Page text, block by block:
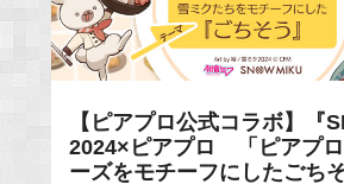
【ピアプロ公式コラボ】『
2024×ピアプロ 「ピアプロ
ーズをモチーフにしたごち